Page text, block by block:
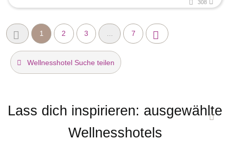
308
1 2 3 7
Wellnesshotel Suche teilen
Lass dich inspirieren: ausgewählte
Wellnesshotels